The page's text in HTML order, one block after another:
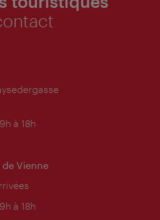
à 18h
Vienne
à 18h